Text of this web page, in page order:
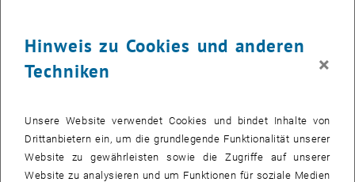
Hinweis zu Cookies und anderen
Techniken
×
Unsere Website verwendet Cookies und bindet Inhalte von
Drittanbietern ein, um die grundlegende Funktionalität unserer
Website zu gewährleisten sowie die Zugriffe auf unserer
Website zu analysieren und um Funktionen für soziale Medien